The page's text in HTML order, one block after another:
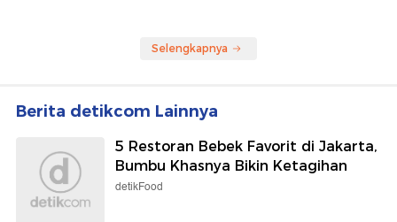
Selengkapnya
Berita detikcom Lainnya
5 Restoran Bebek Favorit di Jakarta,
Bumbu Khasnya Bikin Ketagihan
detikFood